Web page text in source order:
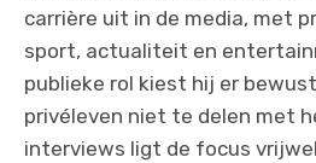
carrière uit in de media, met
sport, actualiteit en
publieke rol kiest hij er
privéleven niet te delen met
interviews ligt de focus